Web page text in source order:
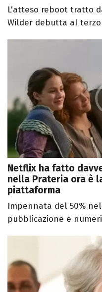
L'atteso reboot tratto
Wilder debutta al terzo
Netflix ha fatto
nella Prateria ora è
piattaforma
Impennata del 50%
pubblicazione e